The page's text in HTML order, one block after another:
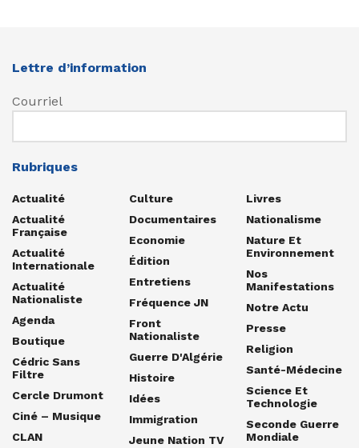
Lettre d’information
Courriel
Rubriques
Actualité
Actualité
Française
Actualité
Internationale
Actualité
Nationaliste
Agenda
Boutique
Cédric Sans
Filtre
Cercle Drumont
Ciné – Musique
CLAN
Culture
Documentaires
Economie
Édition
Entretiens
Fréquence JN
Front
Nationaliste
Guerre D'Algérie
Histoire
Idées
Immigration
Jeune Nation TV
Livres
Nationalisme
Nature Et
Environnement
Nos
Manifestations
Notre Actu
Presse
Religion
Santé-Médecine
Science Et
Technologie
Seconde Guerre
Mondiale